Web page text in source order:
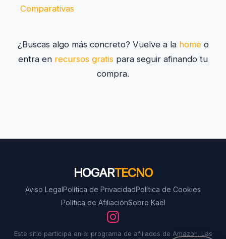
Comparativas
¿Buscas algo más concreto? Vuelve a la homeo
entra en recursos gratis para seguir afinando tu
compra.
HOGARTECNO
Aviso LegalPolítica de PrivacidadPolítica de Cookies
Política de AfiliaciónSobre Kaël
Este sitio participa en el programa de afiliados de Amazon. Las